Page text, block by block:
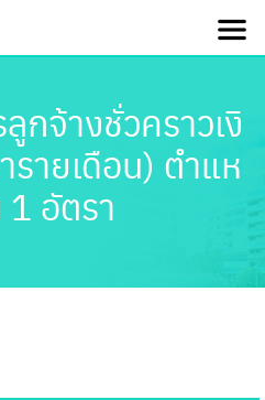
กจ้างชั่วคราวเงิ
รายเดือน) ตำแห
อัตรา